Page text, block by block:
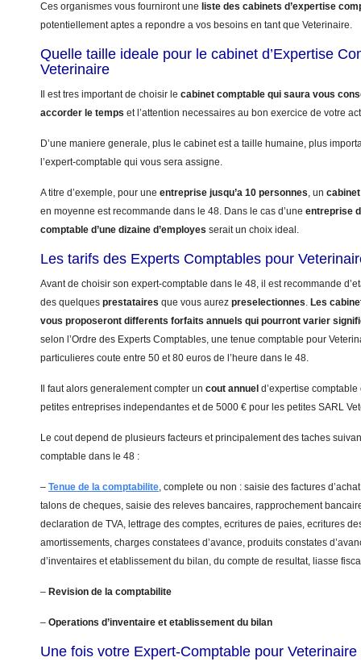
Ces organismes vous fourniront une liste des cabinets d’expertise
potentiellement aptes a repondre a vos besoins en tant que Veterinaire.
Quelle taille ideale pour le cabinet d’Expertise
Veterinaire
Il est tres important de choisir le cabinet comptable qui saura vous
accorder le temps et l’attention necessaires au bon exercice de votre
D’une maniere generale, plus le cabinet est a taille humaine, plus
l’expert-comptable qui vous sera assigne.
A titre d’exemple, pour une entreprise jusqu’a 10 personnes, un
en moyenne est recommande dans le 48. Dans le cas d’une entreprise
comptable d’une dizaine d’employes serait un choix ideal.
Les tarifs des Experts Comptables pour
Avant de choisir son expert-comptable dans le 48, il est recommande
des quelques prestataires que vous aurez preselectionnes. Les
vous proposeront differents forfaits annuels qui pourront varier
selon l’Ordre des Experts Comptables, une tenue comptable pour
particulieres coute entre 50 et 80 euros de l’heure dans le 48.
Il faut alors generalement compter un cout annuel d’expertise
petites entreprises independantes et de 5000 € pour les petites SARL
Le cout depend de plusieurs facteurs et principalement des taches
comptable dans le 48 :
– Tenue de la comptabilite, complete ou non : saisie des factures
talons de cheques, saisie des releves bancaires, rapprochement
declaration de TVA, lettrage des comptes, ecritures de paies, ecritures
amortissements, charges constatees d’avance, produits constates
d’inventaires et etablissement du bilan, du compte de resultat, liasse
– Revision de la comptabilite
– Operations d’inventaire et etablissement du bilan
Une fois votre Expert-Comptable pour